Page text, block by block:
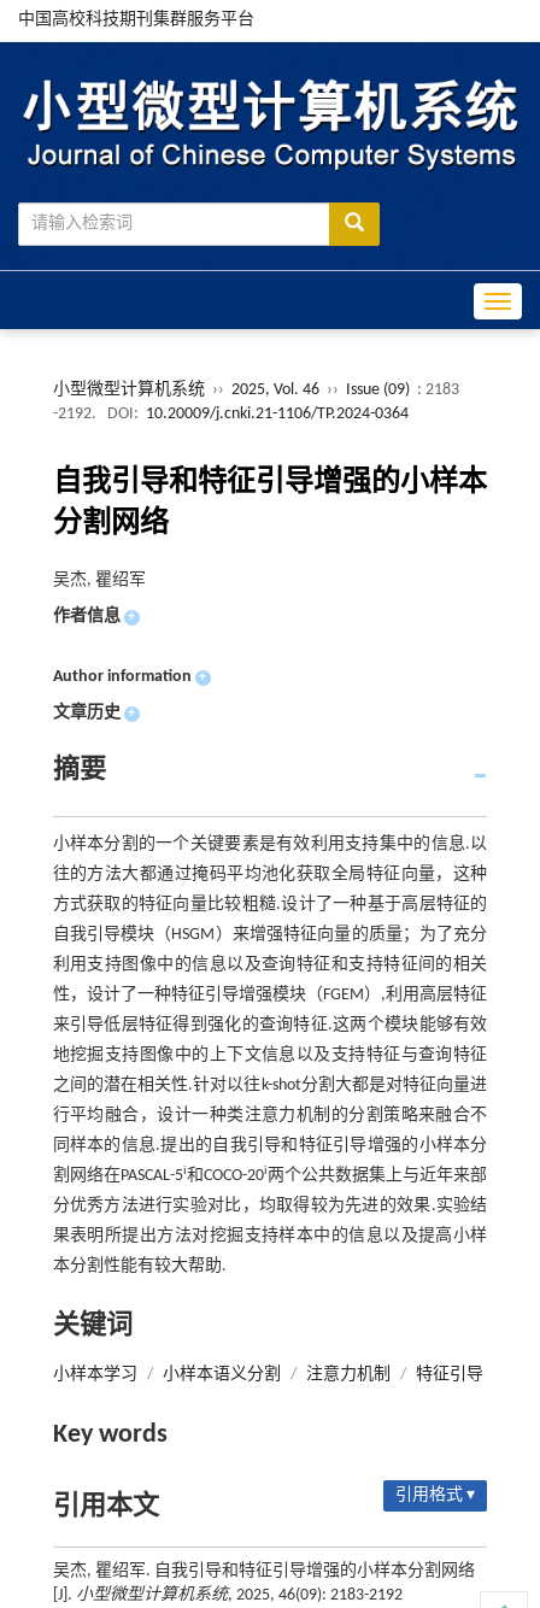
中国高校科技期刊集群服务平台
小型微型计算机系统 ›› 2025, Vol. 46 ›› Issue (09) : 2183
-2192.
DOI: 10.20009/j.cnki.21-1106/TP.2024-0364
自我引导和特征引导增强的小样本
分割网络
吴杰, 瞿绍军
作者信息 +
Author information +
文章历史 +
摘要
小样本分割的一个关键要素是有效利用支持集中的信息.以
往的方法大都通过掩码平均池化获取全局特征向量，这种
方式获取的特征向量比较粗糙.设计了一种基于高层特征的
自我引导模块（HSGM）来增强特征向量的质量；为了充分
利用支持图像中的信息以及查询特征和支持特征间的相关
性，设计了一种特征引导增强模块（FGEM）,利用高层特征
来引导低层特征得到强化的查询特征.这两个模块能够有效
地挖掘支持图像中的上下文信息以及支持特征与查询特征
之间的潜在相关性.针对以往k-shot分割大都是对特征向量进
行平均融合，设计一种类注意力机制的分割策略来融合不
同样本的信息.提出的自我引导和特征引导增强的小样本分
割网络在PASCAL-5i和COCO-20i两个公共数据集上与近年来部
分优秀方法进行实验对比，均取得较为先进的效果.实验结
果表明所提出方法对挖掘支持样本中的信息以及提高小样
本分割性能有较大帮助.
关键词
小样本学习 / 小样本语义分割 / 注意力机制 / 特征引导
Key words
引用本文 引用格式 ▾
吴杰, 瞿绍军. 自我引导和特征引导增强的小样本分割网络
[J]. 小型微型计算机系统, 2025, 46(09): 2183-2192